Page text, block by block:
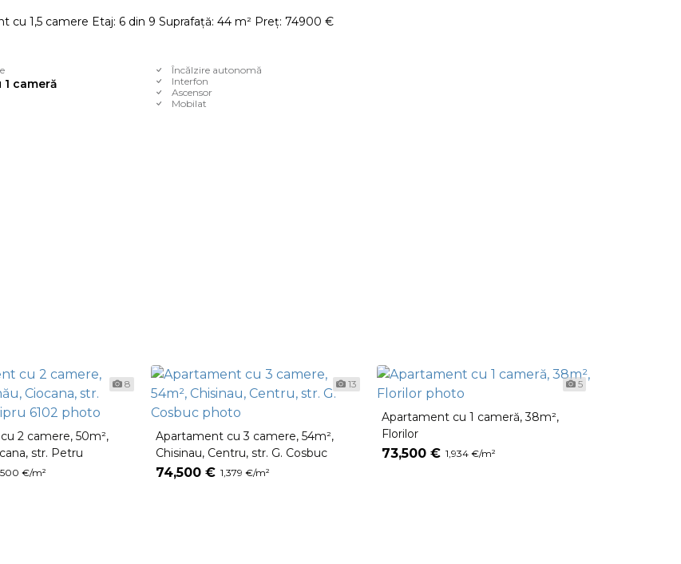
cu 1,5 camere Etaj: 6 din 9 Suprafață: 44 m² Preț: 74900 €
cameră
Încălzire autonomă
Interfon
Ascensor
Mobilat
8
2 camere, 50m²,
str. Petru
€/m²
13
Apartament cu 3 camere, 54m²,
Chisinau, Centru, str. G. Cosbuc
74,500 € 1,379 €/m²
5
Apartament cu 1 cameră, 38m²,
Florilor
73,500 € 1,934 €/m²